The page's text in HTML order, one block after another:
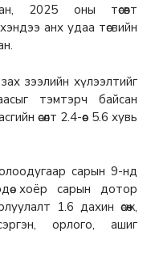
2025 оны төсөвт
анх удаа төсвийн
зээлийн хүлээлтийг
тэмтэрч байсан
өсөлт 2.4-өөс 5.6 хувь
сарын 9-нд
хоёр сарын дотор
1.6 дахин өсөж,
орлого, ашиг